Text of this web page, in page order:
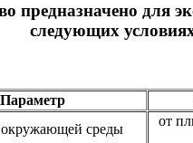
предназначено для
следующих
Параметр
окружающей среды
от